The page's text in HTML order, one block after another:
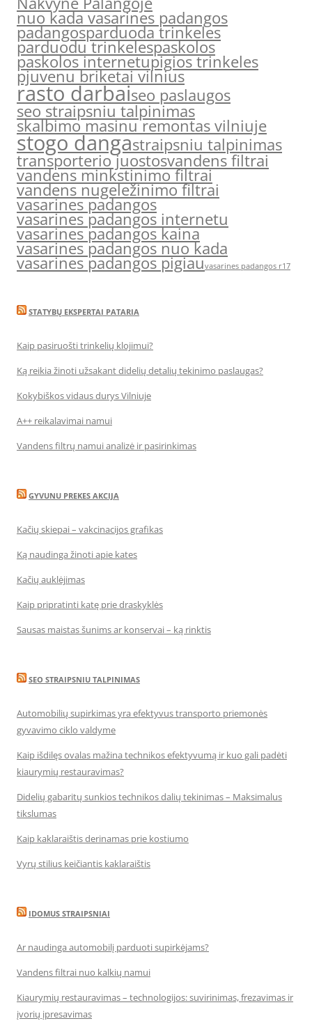
nuo kada vasarines padangos
padangosparduoda trinkeles
parduodu trinkelespaskolos
paskolos internetupigios trinkeles
pjuvenu briketai vilnius
rasto darbaiseo paslaugos
seo straipsniu talpinimas
skalbimo masinu remontas vilniuje
stogo dangastraipsniu talpinimas
transporterio juostosvandens filtrai
vandens minkstinimo filtrai
vandens nugeležinimo filtrai
vasarines padangos
vasarines padangos internetu
vasarines padangos kaina
vasarines padangos nuo kada
vasarines padangos pigiauvasarines padangos r17
STATYBŲ EKSPERTAI PATARIA
Kaip pasiruošti trinkelių klojimui?
Ką reikia žinoti užsakant didelių detalių tekinimo paslaugas?
Kokybiškos vidaus durys Vilniuje
A++ reikalavimai namui
Vandens filtrų namui analizė ir pasirinkimas
GYVUNU PREKES AKCIJA
Kačių skiepai – vakcinacijos grafikas
Ką naudinga žinoti apie kates
Kačių auklėjimas
Kaip pripratinti katę prie draskyklės
Sausas maistas šunims ar konservai – ką rinktis
SEO STRAIPSNIU TALPINIMAS
Automobilių supirkimas yra efektyvus transporto priemonės
gyvavimo ciklo valdyme
Kaip išdilęs ovalas mažina technikos efektyvumą ir kuo gali padėti
kiaurymių restauravimas?
Didelių gabaritų sunkios technikos dalių tekinimas – Maksimalus
tikslumas
Kaip kaklaraištis derinamas prie kostiumo
Vyrų stilius keičiantis kaklaraištis
IDOMUS STRAIPSNIAI
Ar naudinga automobilį parduoti supirkėjams?
Vandens filtrai nuo kalkių namui
Kiaurymių restauravimas – technologijos: suvirinimas, frezavimas ir
įvorių įpresavimas